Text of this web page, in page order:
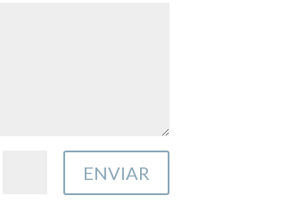
ENVIAR